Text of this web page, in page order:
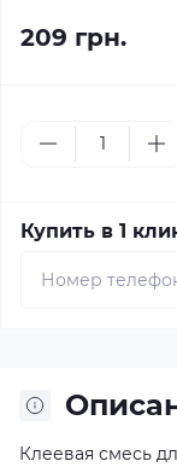
209 грн.
Купить в 1
Клеевая смесь